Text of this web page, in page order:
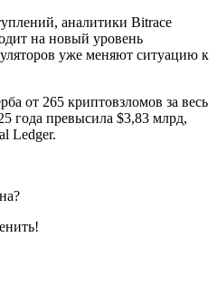
аналитики Bitrace
на новый уровень
уже меняют ситуацию к
от 265 криптовзломов за весь
года превысила $3,83 млрд,
Ledger.